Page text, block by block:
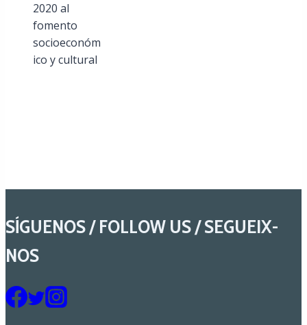
2020 al
fomento
socioeconóm
ico y cultural
SÍGUENOS / FOLLOW US / SEGUEIX-
NOS